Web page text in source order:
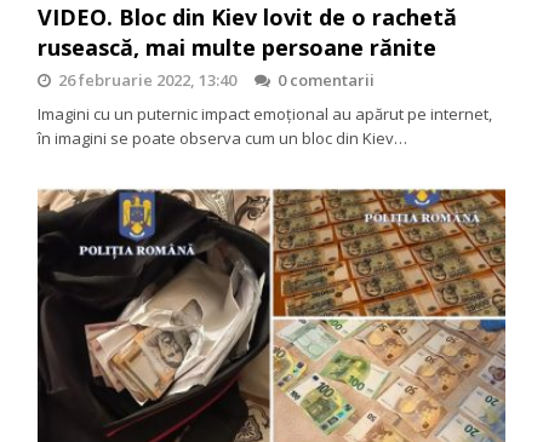
VIDEO. Bloc din Kiev lovit de o rachetă
rusească, mai multe persoane rănite
26 februarie 2022, 13:40
0 comentarii
Imagini cu un puternic impact emoțional au apărut pe internet,
în imagini se poate observa cum un bloc din Kiev…